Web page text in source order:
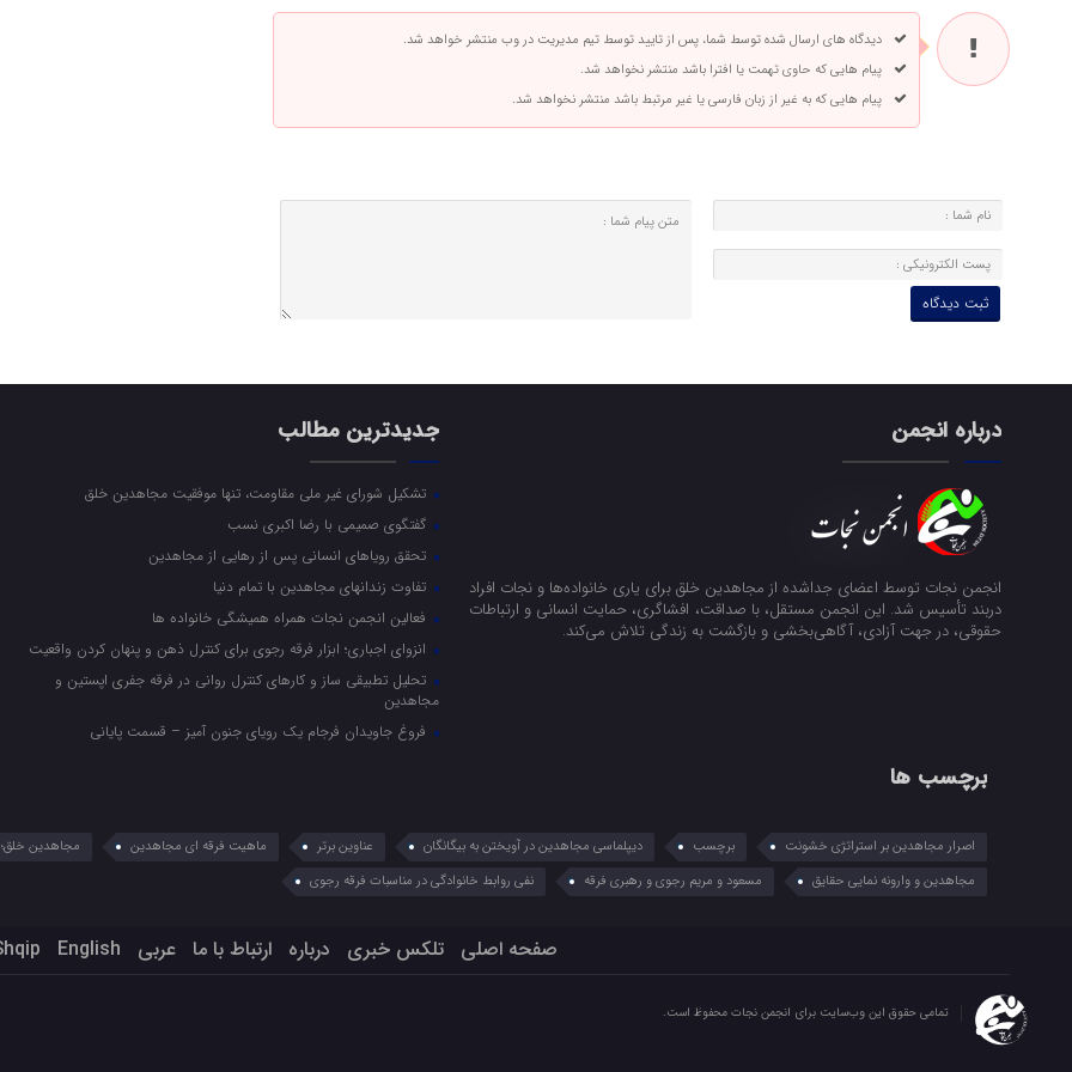
دیدگاه های ارسال شده توسط شما، پس از تایید توسط تیم مدیریت در وب منتشر خواهد شد.
پیام هایی که حاوی تهمت یا افترا باشد منتشر نخواهد شد.
پیام هایی که به غیر از زبان فارسی یا غیر مرتبط باشد منتشر نخواهد شد.
درباره انجمن
انجمن نجات توسط اعضای جداشده از مجاهدین خلق برای یاری خانواده‌ها و نجات افراد
دربند تأسیس شد. این انجمن مستقل، با صداقت، افشاگری، حمایت انسانی و ارتباطات
حقوقی، در جهت آزادی، آگاهی‌بخشی و بازگشت به زندگی تلاش می‌کند.
جدیدترین مطالب
تشکیل شورای غیر ملی مقاومت، تنها موفقیت مجاهدین خلق
گفتگوی صمیمی با رضا اکبری نسب
تحقق رویاهای انسانی پس از رهایی از مجاهدین
تفاوت زندانهای مجاهدین با تمام دنیا
فعالین انجمن نجات همراه همیشگی خانواده ها
انزوای اجباری؛ ابزار فرقه رجوی برای کنترل ذهن و پنهان کردن واقعیت
تحلیل تطبیقی ساز و کارهای کنترل روانی در فرقه جفری اپستین و
مجاهدین
فروغ جاویدان فرجام یک رویای جنون آمیز – قسمت پایانی
برچسب ها
اصرار مجاهدین بر استراتژی خشونت برچسب دیپلماسی مجاهدین در آویختن به بیگانگان عناوین برتر ماهیت فرقه ای مجاهدین مجاهدین
مجاهدین و وارونه نمایی حقایق
مسعود و مریم رجوی و رهبری فرقه نفی روابط خانوادگی در مناسبات فرقه رجوی
صفحه اصلی تلکس خبری درباره ارتباط با ما عربي English
تمامی حقوق این وب‌سایت برای انجمن نجات محفوظ است.